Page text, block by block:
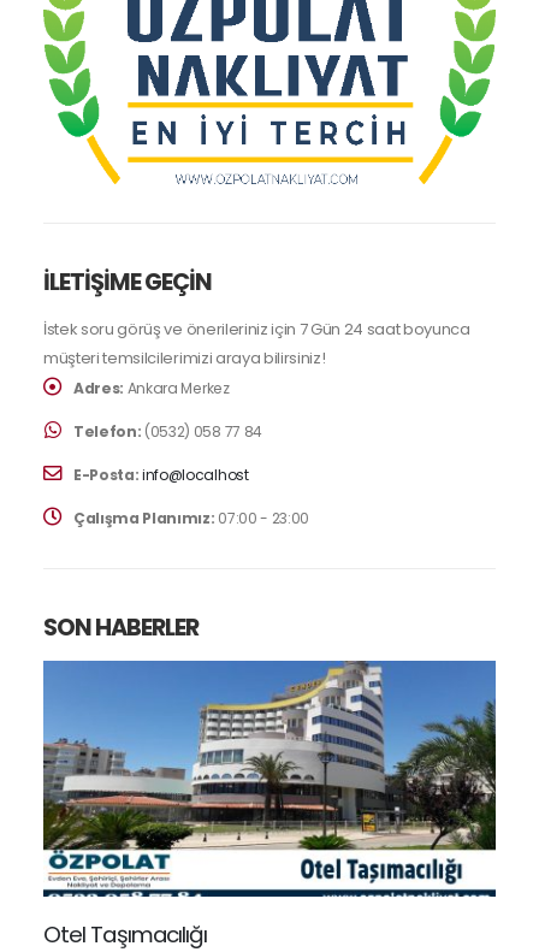
İLETİŞİME GEÇİN
İstek soru görüş ve önerileriniz için 7 Gün 24 saat boyunca
müşteri temsilcilerimizi araya bilirsiniz!
Adres: Ankara Merkez
Telefon: (0532) 058 77 84
E-Posta:info@localhost
Çalışma Planımız: 07:00 - 23:00
SON HABERLER
Otel Taşımacılığı